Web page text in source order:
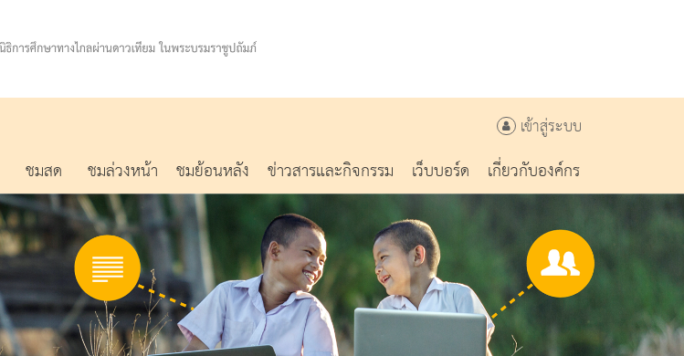
เข้าสู่ระบบ
ชมสด ชมล่วงหน้า ชมย้อนหลัง ข่าวสารและกิจกรรม เว็บบอร์ด เกี่ยวกับองค์กร